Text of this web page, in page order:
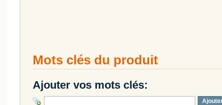
Mots clés du produit
Ajouter vos mots clés: